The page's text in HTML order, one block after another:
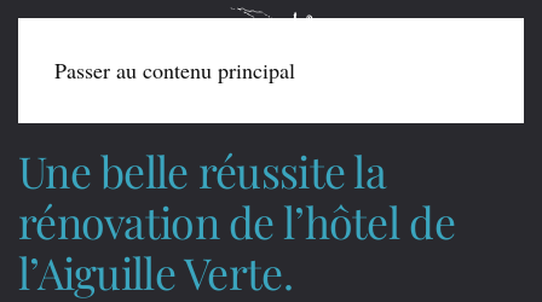
Passer au contenu principal
Une belle réussite la
rénovation de l’hôtel de
l’Aiguille Verte.